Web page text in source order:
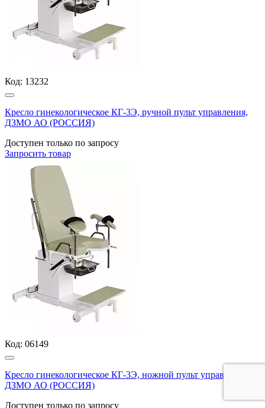
Код: 13232
Кресло гинекологическое КГ-3Э, ручной пульт управления,
ДЗМО АО (РОССИЯ)
Доступен только по запросу
Запросить товар
Код: 06149
Кресло гинекологическое КГ-3Э, ножной пульт управления,
ДЗМО АО (РОССИЯ)
Доступен только по запросу